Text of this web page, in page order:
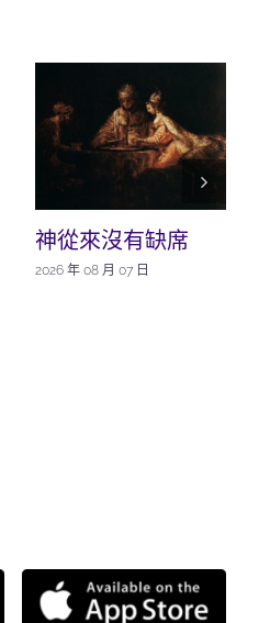
神從來沒有缺席
2026 年 08 月 07 日